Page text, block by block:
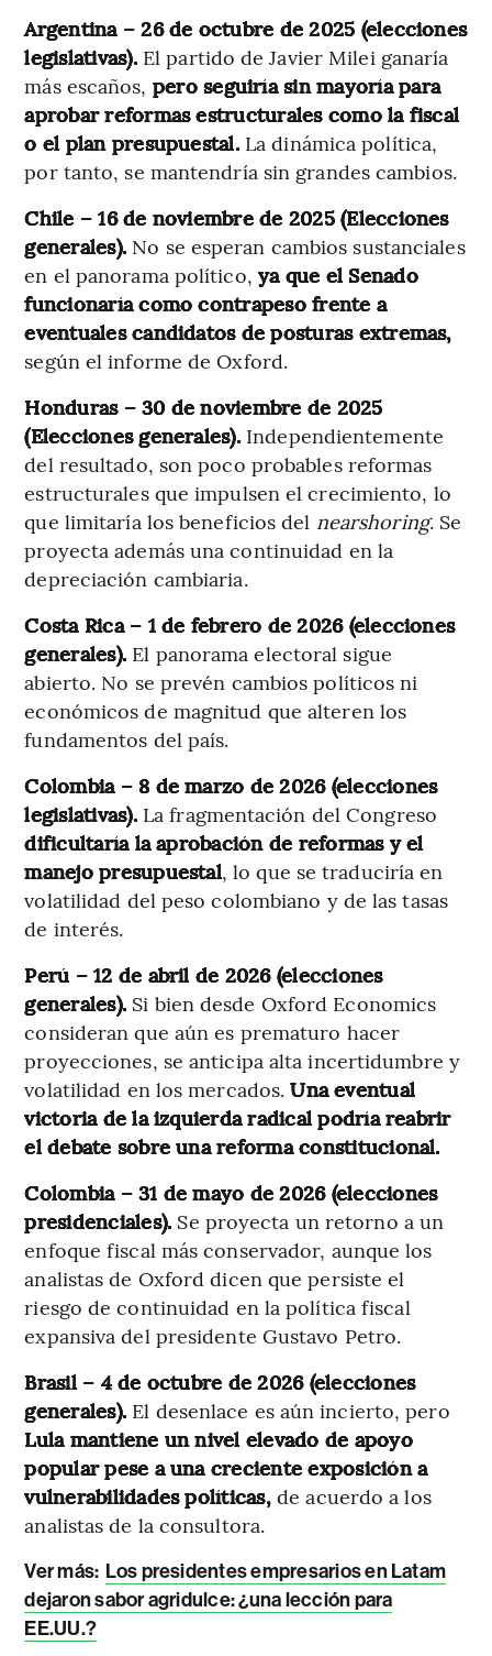
Argentina – 26 de octubre de 2025 (elecciones
legislativas). El partido de Javier Milei ganaría
más escaños, pero seguiría sin mayoría para
aprobar reformas estructurales como la fiscal
o el plan presupuestal.La dinámica política,
por tanto, se mantendría sin grandes cambios.
Chile – 16 de noviembre de 2025 (Elecciones
generales). No se esperan cambios sustanciales
en el panorama político, ya que el Senado
funcionaría como contrapeso frente a
eventuales candidatos de posturas extremas,
según el informe de Oxford.
Honduras – 30 de noviembre de 2025
(Elecciones generales). Independientemente
del resultado, son poco probables reformas
estructurales que impulsen el crecimiento, lo
que limitaría los beneficios del nearshoring. Se
proyecta además una continuidad en la
depreciación cambiaria.
Costa Rica – 1 de febrero de 2026 (elecciones
generales). El panorama electoral sigue
abierto. No se prevén cambios políticos ni
económicos de magnitud que alteren los
fundamentos del país.
Colombia – 8 de marzo de 2026 (elecciones
legislativas). La fragmentación del Congreso
dificultaría la aprobación de reformas y el
manejo presupuestal, lo que se traduciría en
volatilidad del peso colombiano y de las tasas
de interés.
Perú – 12 de abril de 2026 (elecciones
generales). Si bien desde Oxford Economics
consideran que aún es prematuro hacer
proyecciones, se anticipa alta incertidumbre y
volatilidad en los mercados.Una eventual
victoria de la izquierda radical podría reabrir
el debate sobre una reforma constitucional.
Colombia – 31 de mayo de 2026 (elecciones
presidenciales). Se proyecta un retorno a un
enfoque fiscal más conservador, aunque los
analistas de Oxford dicen que persiste el
riesgo de continuidad en la política fiscal
expansiva del presidente Gustavo Petro.
Brasil – 4 de octubre de 2026 (elecciones
generales). El desenlace es aún incierto, pero
Lula mantiene un nivel elevado de apoyo
popular pese a una creciente exposición a
vulnerabilidades políticas,de acuerdo a los
analistas de la consultora.
Ver más: Los presidentes empresarios en Latam
dejaron sabor agridulce: ¿una lección para
EE.UU.?